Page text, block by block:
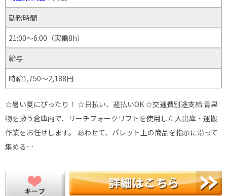
勤務時間
21:00～6:00（実働8h）
給与
時給1,750～2,188円
☆暑い夏にぴったり！ ☆日払い、週払いOK ☆交通費別途支給 青果
物を扱う倉庫内で、リーチフォークリフトを使用した入出庫・運搬
作業をお任せします。 あわせて、パレット上の商品を指示に沿って
集める…